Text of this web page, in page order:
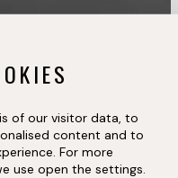
of our visitor data, to
content and to
For more
use open the settings.